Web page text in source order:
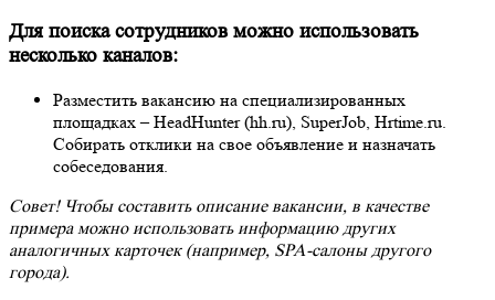
Для поиска сотрудников можно использовать
несколько каналов:
Разместить вакансию на специализированных
площадках – HeadHunter (hh.ru), SuperJob, Hrtime.ru.
Собирать отклики на свое объявление и назначать
собеседования.
Совет! Чтобы составить описание вакансии, в качестве
примера можно использовать информацию других
аналогичных карточек (например, SPA-салоны другого
города).